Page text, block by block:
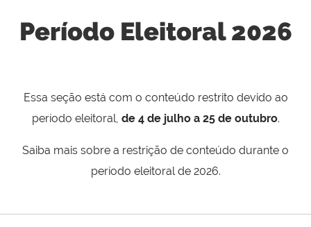
Período Eleitoral 2026
Essa seção está com o conteúdo restrito devido ao
período eleitoral, de 4 de julho a 25 de outubro.
Saiba mais sobre a restrição de conteúdo durante o
período eleitoral de 2026.